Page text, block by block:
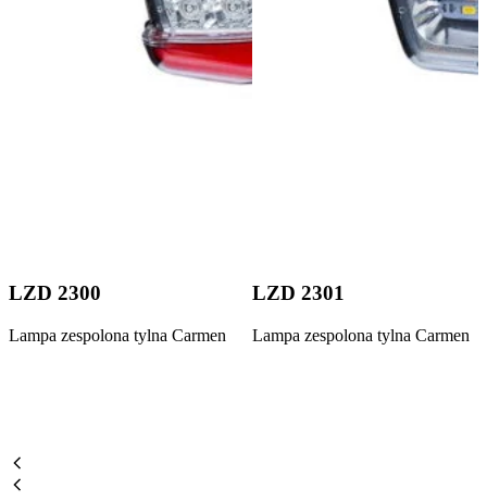
LZD 2300
Lampa zespolona tylna Carmen
LZD 2301
Lampa zespolona tylna Carmen